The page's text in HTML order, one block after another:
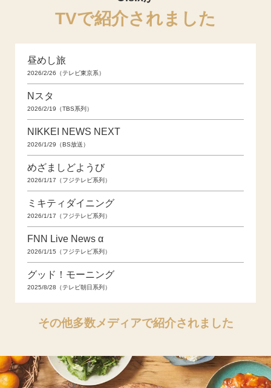
TVで紹介されました
昼めし旅
2026/2/26（テレビ東京系）
Nスタ
2026/2/19（TBS系列）
NIKKEI NEWS NEXT
2026/1/29（BS放送）
めざましどようび
2026/1/17（フジテレビ系列）
ミキティダイニング
2026/1/17（フジテレビ系列）
FNN Live News α
2026/1/15（フジテレビ系列）
グッド！モーニング
2025/8/28（テレビ朝日系列）
その他多数メディアで紹介されました